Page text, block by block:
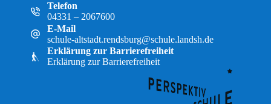
Telefon
04331 – 2067600
E-Mail
schule-altstadt.rendsburg@schule.landsh.de
Erklärung zur Barrierefreiheit
Erklärung zur Barrierefreiheit